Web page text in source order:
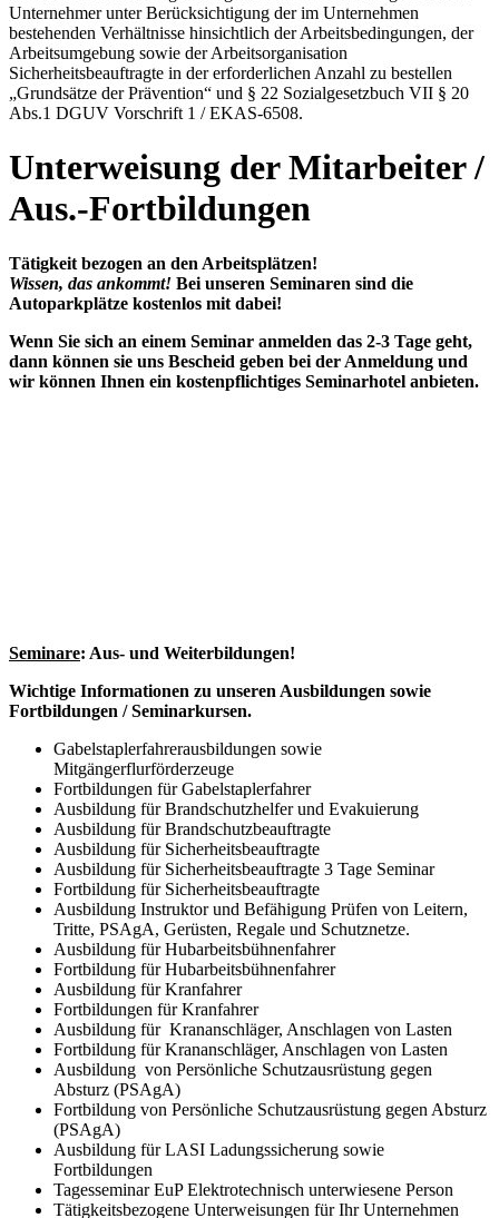
Unternehmer unter Berücksichtigung der im Unternehmen
bestehenden Verhältnisse hinsichtlich der Arbeitsbedingungen, der
Arbeitsumgebung sowie der Arbeitsorganisation
Sicherheitsbeauftragte in der erforderlichen Anzahl zu bestellen
„Grundsätze der Prävention“ und § 22 Sozialgesetzbuch VII § 20
Abs.1 DGUV Vorschrift 1 / EKAS-6508.
Unterweisung der Mitarbeiter /
Aus.-Fortbildungen
Tätigkeit bezogen an den Arbeitsplätzen!
Wissen, das ankommt! Bei unseren Seminaren sind die
Autoparkplätze kostenlos mit dabei!
Wenn Sie sich an einem Seminar anmelden das 2-3 Tage geht,
dann können sie uns Bescheid geben bei der Anmeldung und
wir können Ihnen ein kostenpflichtiges Seminarhotel anbieten.
Seminare: Aus- und Weiterbildungen!
Wichtige Informationen zu unseren Ausbildungen sowie
Fortbildungen / Seminarkursen.
Gabelstaplerfahrerausbildungen sowie
Mitgängerflurförderzeuge
Fortbildungen für Gabelstaplerfahrer
Ausbildung für Brandschutzhelfer und Evakuierung
Ausbildung für Brandschutzbeauftragte
Ausbildung für Sicherheitsbeauftragte
Ausbildung für Sicherheitsbeauftragte 3 Tage Seminar
Fortbildung für Sicherheitsbeauftragte
Ausbildung Instruktor und Befähigung Prüfen von Leitern,
Tritte, PSAgA, Gerüsten, Regale und Schutznetze.
Ausbildung für Hubarbeitsbühnenfahrer
Fortbildung für Hubarbeitsbühnenfahrer
Ausbildung für Kranfahrer
Fortbildungen für Kranfahrer
Ausbildung für Krananschläger, Anschlagen von Lasten
Fortbildung für Krananschläger, Anschlagen von Lasten
Ausbildung von Persönliche Schutzausrüstung gegen
Absturz (PSAgA)
Fortbildung von Persönliche Schutzausrüstung gegen Absturz
(PSAgA)
Ausbildung für LASI Ladungssicherung sowie
Fortbildungen
Tagesseminar EuP Elektrotechnisch unterwiesene Person
Tätigkeitsbezogene Unterweisungen für Ihr Unternehmen